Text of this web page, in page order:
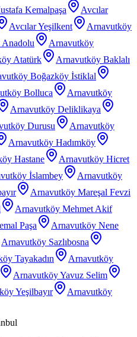
Kemalpaşa
Avcılar
Avcılar Yeşilkent
Arnavutköy
Arnavutköy
Atatürk
Arnavutköy Baklalı
Boğazköy İstiklal
Bolluca
Arnavutköy
Arnavutköy Deliklikaya
Durusu
Arnavutköy
Arnavutköy Hadımköy
Hastane
Arnavutköy Hicret
İslambey
Arnavutköy
Arnavutköy Mareşal Fevzi
Arnavutköy Mehmet Akif
Paşa
Arnavutköy Nene
Arnavutköy Sazlıbosna
Tayakadın
Arnavutköy
Arnavutköy Yavuz Selim
Yeşilbayır
Arnavutköy